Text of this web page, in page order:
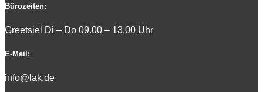
Bürozeiten:
Greetsiel Di – Do 09.00 – 13.00 Uhr
E-Mail:
info@lak.de